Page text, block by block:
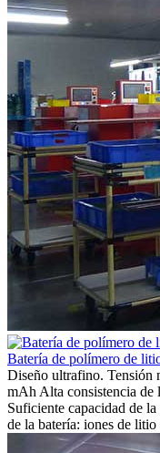
Batería de polímero de
Diseño ultrafino. Tensión
mAh Alta consistencia de
Suficiente capacidad de
de la batería: iones de litio